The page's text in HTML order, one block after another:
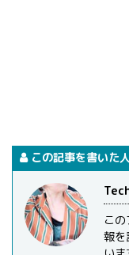
この記事を書いた
こ
報を